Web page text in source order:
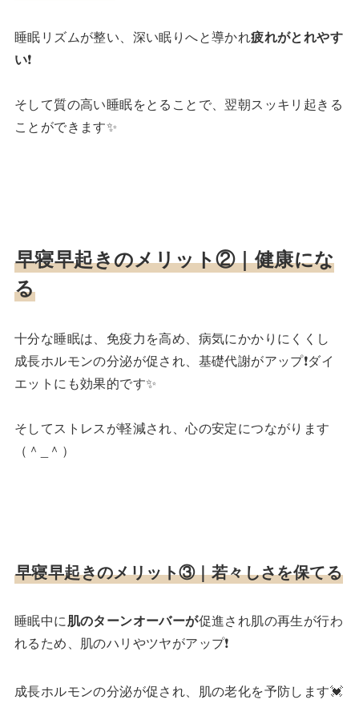
睡眠リズムが整い、深い眠りへと導かれ疲れがとれやす
い❗️
そして質の高い睡眠をとることで、翌朝スッキリ起きる
ことができます✨
早寝早起きのメリット②｜健康にな
る
十分な睡眠は、免疫力を高め、病気にかかりにくくし
成長ホルモンの分泌が促され、基礎代謝がアップ❗️ダイ
エットにも効果的です✨
そしてストレスが軽減され、心の安定につながります
（＾_＾）
早寝早起きのメリット③｜若々しさを保てる
睡眠中に肌のターンオーバーが促進され肌の再生が行わ
れるため、肌のハリやツヤがアップ❗️
成長ホルモンの分泌が促され、肌の老化を予防します💓